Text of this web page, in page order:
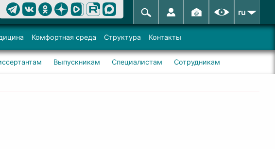
ru
Комфортная среда Структура Контакты
Выпускникам Специалистам Сотрудникам